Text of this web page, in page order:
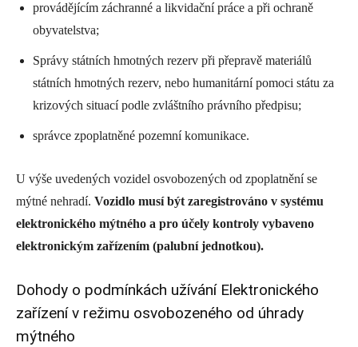
provádějícím záchranné a likvidační práce a při ochraně
obyvatelstva;
Správy státních hmotných rezerv při přepravě materiálů
státních hmotných rezerv, nebo humanitární pomoci státu za
krizových situací podle zvláštního právního předpisu;
správce zpoplatněné pozemní komunikace.
U výše uvedených vozidel osvobozených od zpoplatnění se
mýtné nehradí. Vozidlo musí být zaregistrováno v systému
elektronického mýtného a pro účely kontroly vybaveno
elektronickým zařízením (palubní jednotkou).
Dohody o podmínkách užívání Elektronického
zařízení v režimu osvobozeného od úhrady
mýtného